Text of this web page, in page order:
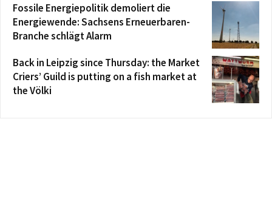
Fossile Energiepolitik demoliert die
Energiewende: Sachsens Erneuerbaren-
Branche schlägt Alarm
Back in Leipzig since Thursday: the Market
Criers’ Guild is putting on a fish market at
the Völki